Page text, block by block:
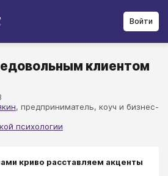
Войти
клиентом
​, предприниматель, коуч и бизнес-
психологии
криво расставляем акценты